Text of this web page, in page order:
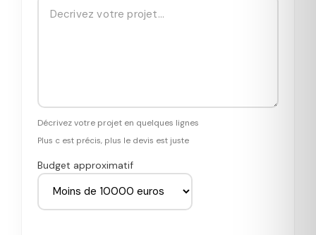
Décrivez votre projet en quelques lignes
Plus c est précis, plus le devis est juste
Budget approximatif